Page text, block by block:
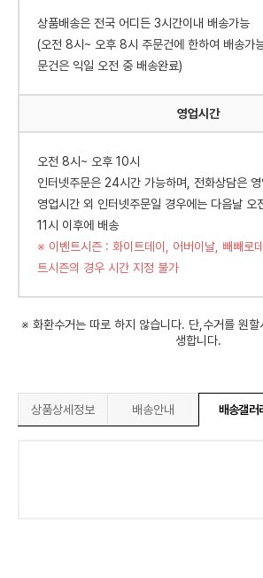
상품배송은 전국 어디든 3시간이내 배송가능
(오전 8시~ 오후 8시 주문건에 한하여 배송가
문건은 익일 오전 중 배송완료)
영업시간
오전 8시~ 오후 10시
인터넷주문은 24시간 가능하며, 전화상담은
영업시간 외 인터넷주문일 경우에는 다음날 오
11시 이후에 배송
※ 이벤트시즌 : 화이트데이, 어버이날, 빼빼로
트시즌의 경우 시간 지정 불가
※ 화환수거는 따로 하지 않습니다. 단,수거를 원
생합니다.
상품상세정보 배송안내 배송갤러